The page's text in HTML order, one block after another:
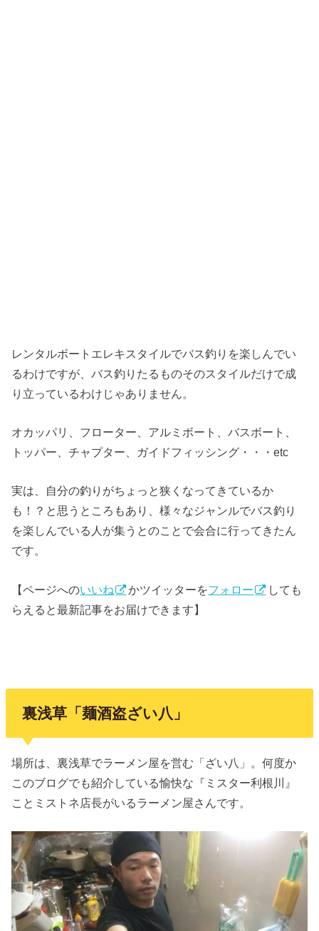
レンタルボートエレキスタイルでバス釣りを楽しんでい
るわけですが、バス釣りたるものそのスタイルだけで成
り立っているわけじゃありません。
オカッパリ、フローター、アルミボート、バスボート、
トッパー、チャプター、ガイドフィッシング・・・etc
実は、自分の釣りがちょっと狭くなってきているか
も！？と思うところもあり、様々なジャンルでバス釣り
を楽しんでいる人が集うとのことで会合に行ってきたん
です。
【ページへのいいね かツイッターをフォロー
しても
らえると最新記事をお届けできます】
裏浅草「麺酒盗ざい八」
場所は、裏浅草でラーメン屋を営む「ざい八」。何度か
このブログでも紹介している愉快な『ミスター利根川』
ことミストネ店長がいるラーメン屋さんです。